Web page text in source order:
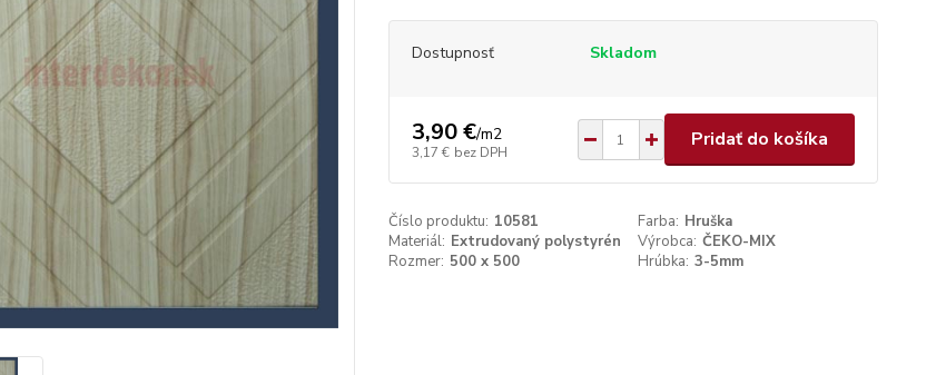
Dostupnosť Skladom
3,90 €/m2
3,17 € bez DPH
Pridať do košíka
Číslo produktu: 10581 Farba: Hruška
Materiál: Extrudovaný polystyrén Výrobca: ČEKO-MIX
Rozmer: 500 x 500 Hrúbka: 3-5mm